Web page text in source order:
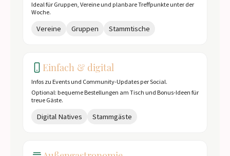
Ideal für Gruppen, Vereine und planbare Treffpunkte unter der
Woche.
Vereine Gruppen Stammtische
Einfach & digital
Infos zu Events und Community-Updates per Social.
Optional: bequeme Bestellungen am Tisch und Bonus-Ideen für
treue Gäste.
Digital Natives Stammgäste